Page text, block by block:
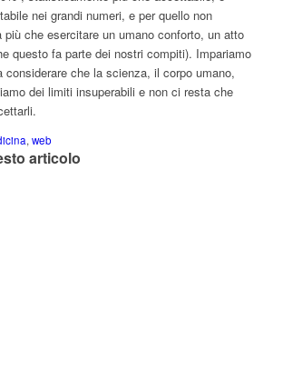
nei grandi numeri, e per quello non
più che esercitare un umano conforto, un atto
questo fa parte dei nostri compiti). Impariamo
considerare che la scienza, il corpo umano,
dei limiti insuperabili e non ci resta che
, web
articolo